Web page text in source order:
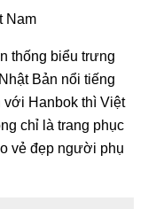
Nam
thống biểu trưng
Bản nổi tiếng
Hanbok thì Việt
chỉ là trang phục
vẻ đẹp người phụ